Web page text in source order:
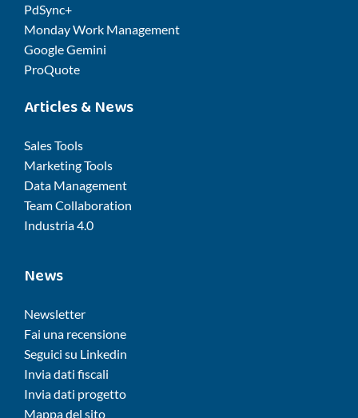
PdSync+
Monday Work Management
Google Gemini
ProQuote
Articles & News
Sales Tools
Marketing Tools
Data Management
Team Collaboration
Industria 4.0
News
Newsletter
Fai una recensione
Seguici su Linkedin
Invia dati fiscali
Invia dati progetto
Mappa del sito